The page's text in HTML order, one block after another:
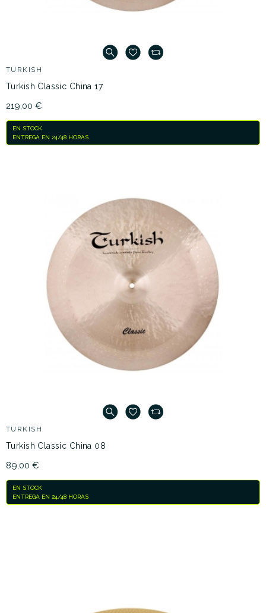
TURKISH
Turkish Classic China 17
219,00 €
EN STOCK
ENTREGA EN 24/48 HORAS
TURKISH
Turkish Classic China 08
89,00 €
EN STOCK
ENTREGA EN 24/48 HORAS